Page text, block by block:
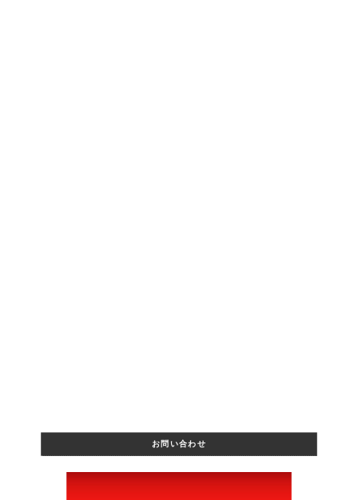
お問い合わせ